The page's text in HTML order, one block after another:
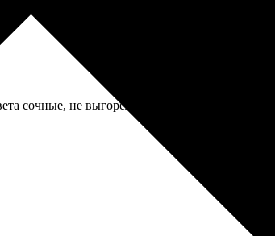
сочные, не выгорели пока что под светом.